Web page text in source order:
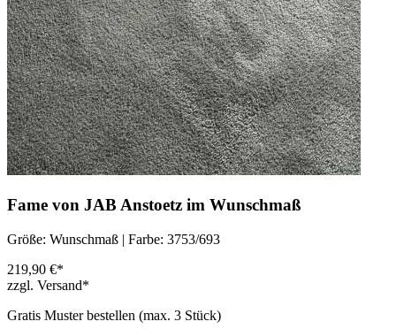
Fame von JAB Anstoetz im Wunschmaß
Größe: Wunschmaß | Farbe: 3753/693
219,90 €*
zzgl. Versand*
Gratis Muster bestellen (max. 3 Stück)